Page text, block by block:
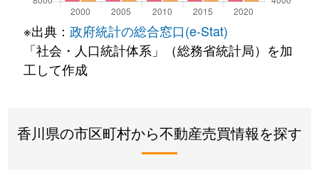
※出典： 政府統計の総合窓口(e-Stat)
「社会・人口統計体系」（総務省統計局）を加
工して作成
香川県の市区町村から不動産売買情報を探す